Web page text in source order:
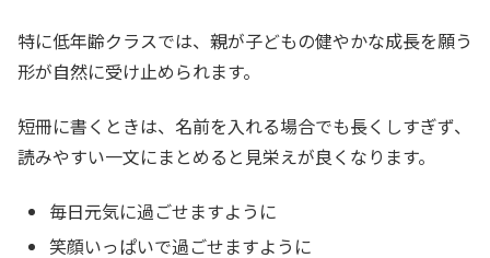
特に低年齢クラスでは、親が子どもの健やかな成長を願う
形が自然に受け止められます。
短冊に書くときは、名前を入れる場合でも長くしすぎず、
読みやすい一文にまとめると見栄えが良くなります。
毎日元気に過ごせますように
笑顔いっぱいで過ごせますように